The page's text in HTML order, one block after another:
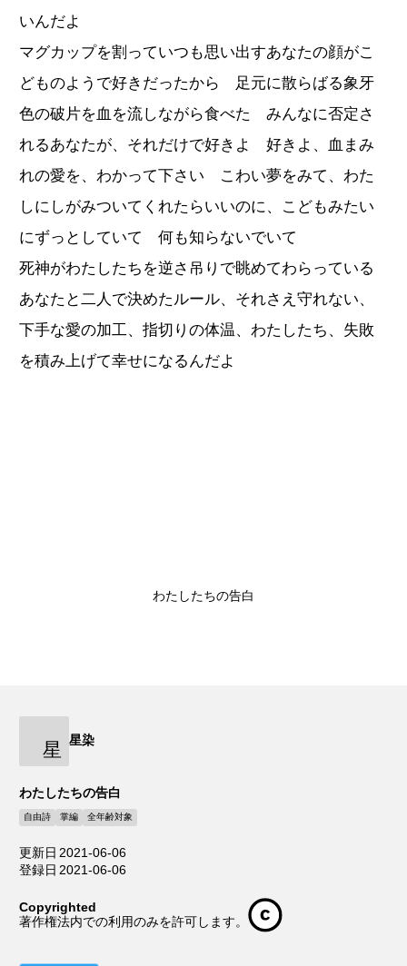
いんだよ
マグカップを割っていつも思い出すあなたの顔がこ
どものようで好きだったから 足元に散らばる象牙
色の破片を血を流しながら食べた みんなに否定さ
れるあなたが、それだけで好きよ 好きよ、血まみ
れの愛を、わかって下さい こわい夢をみて、わた
しにしがみついてくれたらいいのに、こどもみたい
にずっとしていて 何も知らないでいて
死神がわたしたちを逆さ吊りで眺めてわらっている
あなたと二人で決めたルール、それさえ守れない、
下手な愛の加工、指切りの体温、わたしたち、失敗
を積み上げて幸せになるんだよ
わたしたちの告白
星 星染
わたしたちの告白
自由詩 掌編 全年齢対象
更新日 2021-06-06
登録日 2021-06-06
Copyrighted
著作権法内での利用のみを許可します。